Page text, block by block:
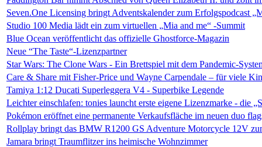
Seven.One Licensing bringt Adventskalender zum Erfolgspodcast
Studio 100 Media lädt ein zum virtuellen „Mia and me“ -Summit
Blue Ocean veröffentlicht das offizielle Ghostforce-Magazin
Neue “The Taste“-Lizenzpartner
Star Wars: The Clone Wars - Ein Brettspiel mit dem Pandemic-
Care & Share mit Fisher-Price und Wayne Carpendale – für viele
Tamiya 1:12 Ducati Superleggera V4 - Superbike Legende
Leichter einschlafen: tonies launcht erste eigene Lizenzmarke - die
Pokémon eröffnet eine permanente Verkaufsfläche im neuen duo
Rollplay bringt das BMW R1200 GS Adventure Motorcycle 12V
Jamara bringt Traumflitzer ins heimische Wohnzimmer